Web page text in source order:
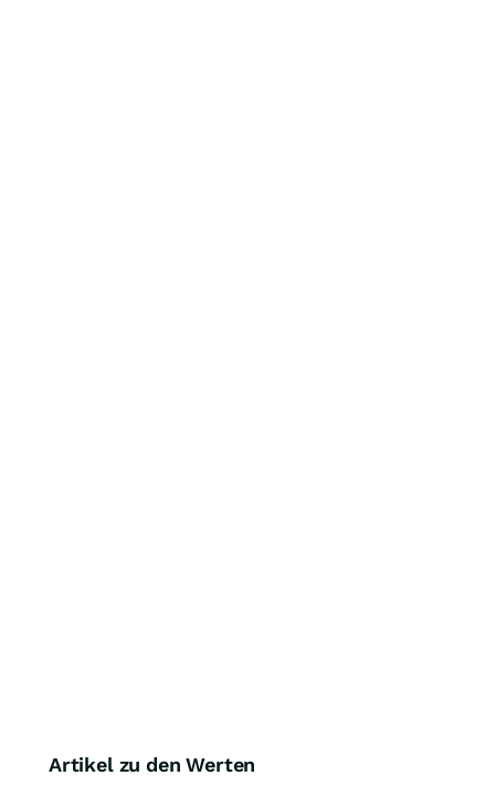
Artikel zu den Werten